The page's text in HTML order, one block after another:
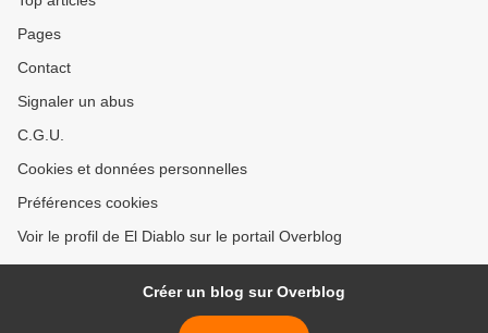
Pages
Contact
Signaler un abus
C.G.U.
Cookies et données personnelles
Préférences cookies
Voir le profil de El Diablo sur le portail Overblog
Créer un blog sur Overblog